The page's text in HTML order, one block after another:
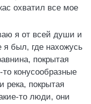
охватил все мое
я от всей души и
я был, где нахожусь
покрытая
конусообразные
покрытая
то люди, они